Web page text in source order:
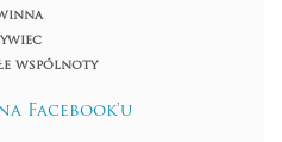
wspólnoty
Facebook'u